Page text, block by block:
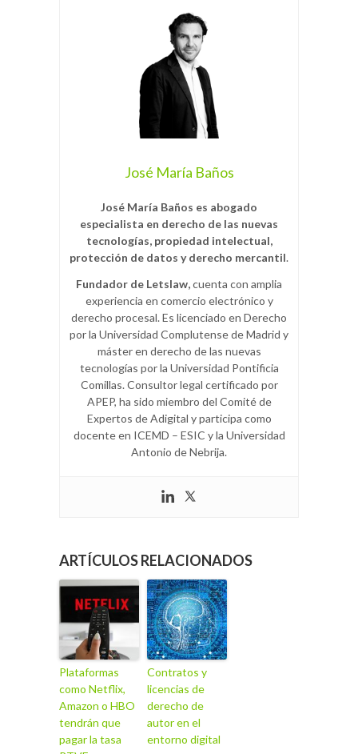
José María Baños
José María Baños es abogado
especialista en derecho de las nuevas
tecnologías, propiedad intelectual,
protección de datos y derecho mercantil.
Fundador de Letslaw,cuenta con amplia
experiencia en comercio electrónico y
derecho procesal. Es licenciado en Derecho
por la Universidad Complutense de Madrid y
máster en derecho de las nuevas
tecnologías por la Universidad Pontificia
Comillas. Consultor legal certificado por
APEP, ha sido miembro del Comité de
Expertos de Adigital y participa como
docente en ICEMD – ESIC y la Universidad
Antonio de Nebrija.
ARTÍCULOS RELACIONADOS
Plataformas
como Netflix,
Amazon o HBO
tendrán que
pagar la tasa
Contratos y
licencias de
derecho de
autor en el
entorno digital